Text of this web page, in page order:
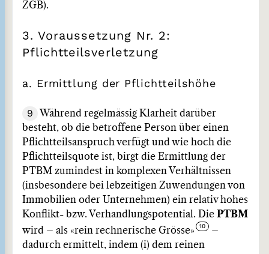
ZGB).
3. Voraussetzung Nr. 2:
Pflichtteilsverletzung
a. Ermittlung der Pflichtteilshöhe
9
Während regelmässig Klarheit darüber
besteht, ob die betroffene Person über einen
Pflichtteilsanspruch verfügt und wie hoch die
Pflichtteilsquote ist, birgt die Ermittlung der
PTBM zumindest in komplexen Verhältnissen
(insbesondere bei lebzeitigen Zuwendungen von
Immobilien oder Unternehmen) ein relativ hohes
Konflikt- bzw. Verhandlungspotential. Die PTBM
wird – als «rein rechnerische Grösse»
–
dadurch ermittelt, indem (i) dem reinen